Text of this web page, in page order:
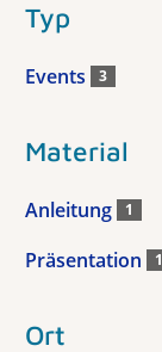
Typ
Events 3
Material
Anleitung 1
Präsentation 1
Ort